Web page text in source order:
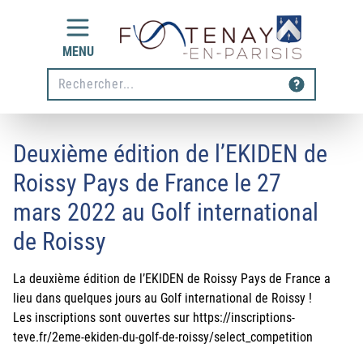
MENU
Rechecher
Deuxième édition de l’EKIDEN de
Roissy Pays de France le 27
mars 2022 au Golf international
de Roissy
La deuxième édition de l’EKIDEN de Roissy Pays de France a
lieu dans quelques jours au Golf international de Roissy !
Les inscriptions sont ouvertes sur https://inscriptions-
teve.fr/2eme-ekiden-du-golf-de-roissy/select_competition